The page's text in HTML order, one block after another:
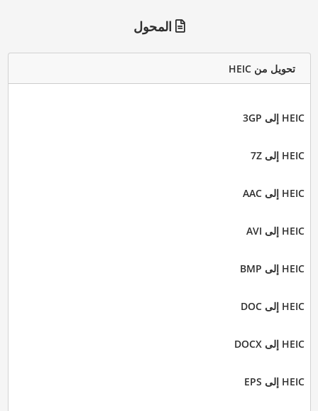
المحول
تحويل من HEIC
HEIC إلى 3GP
HEIC إلى 7Z
HEIC إلى AAC
HEIC إلى AVI
HEIC إلى BMP
HEIC إلى DOC
HEIC إلى DOCX
HEIC إلى EPS